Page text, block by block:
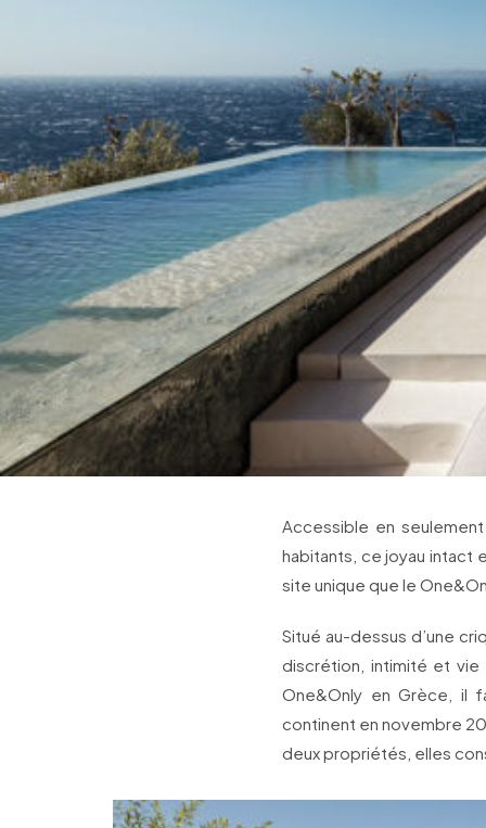
Accessible en
habitants, ce joyau intact
site unique que le
Situé au-dessus d’une
discrétion, intimité et vie
One&Only en Grèce, il
continent en novembre
deux propriétés, elles